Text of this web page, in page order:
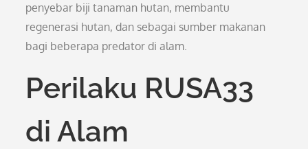
penyebar biji tanaman hutan, membantu
regenerasi hutan, dan sebagai sumber makanan
bagi beberapa predator di alam.
Perilaku RUSA33
di Alam